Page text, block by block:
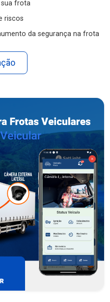
sua frota
riscos
da segurança na frota